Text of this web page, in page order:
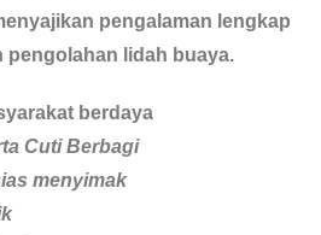
pengalaman lengkap
pengolahan lidah buaya.
Cuti Berbagi
menyimak